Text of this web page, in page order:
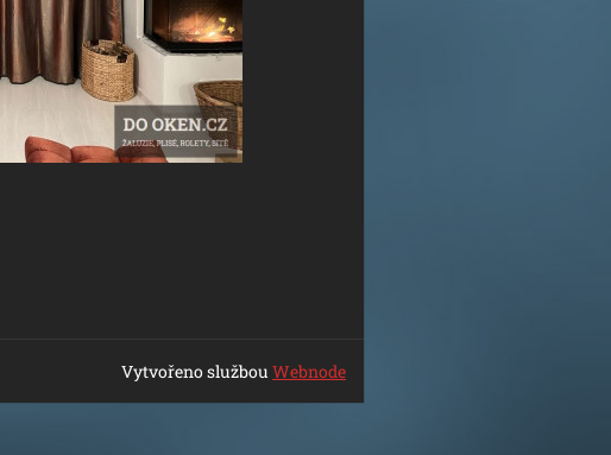
Vytvořeno službouWebnode